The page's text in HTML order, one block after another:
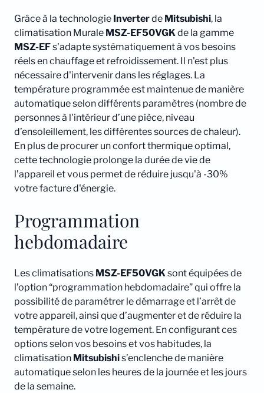
Grâce à la technologie Inverterde Mitsubishi, la
climatisation Murale MSZ-EF50VGKde la gamme
MSZ-EFs'adapte systématiquement à vos besoins
réels en chauffage et refroidissement. Il n'est plus
nécessaire d'intervenir dans les réglages. La
température programmée est maintenue de manière
automatique selon différents paramètres (nombre de
personnes à l'intérieur d’une pièce, niveau
d’ensoleillement, les différentes sources de chaleur).
En plus de procurer un confort thermique optimal,
cette technologie prolonge la durée de vie de
l’appareil et vous permet de réduire jusqu'à -30%
votre facture d'énergie.
Programmation
hebdomadaire
Les climatisations MSZ-EF50VGKsont équipées de
l’option “programmation hebdomadaire” qui offre la
possibilité de paramétrer le démarrage et l’arrêt de
votre appareil, ainsi que d’augmenter et de réduire la
température de votre logement. En configurant ces
options selon vos besoins et vos habitudes, la
climatisation Mitsubishis’enclenche de manière
automatique selon les heures de la journée et les jours
de la semaine.